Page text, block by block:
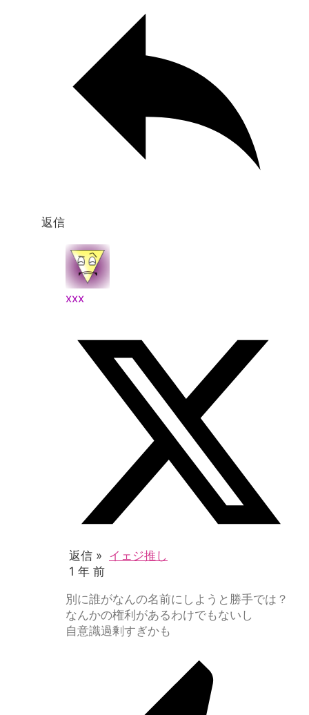
返信
xxx
返信 » イェジ推し
1 年 前
別に誰がなんの名前にしようと勝手では？
なんかの権利があるわけでもないし
自意識過剰すぎかも